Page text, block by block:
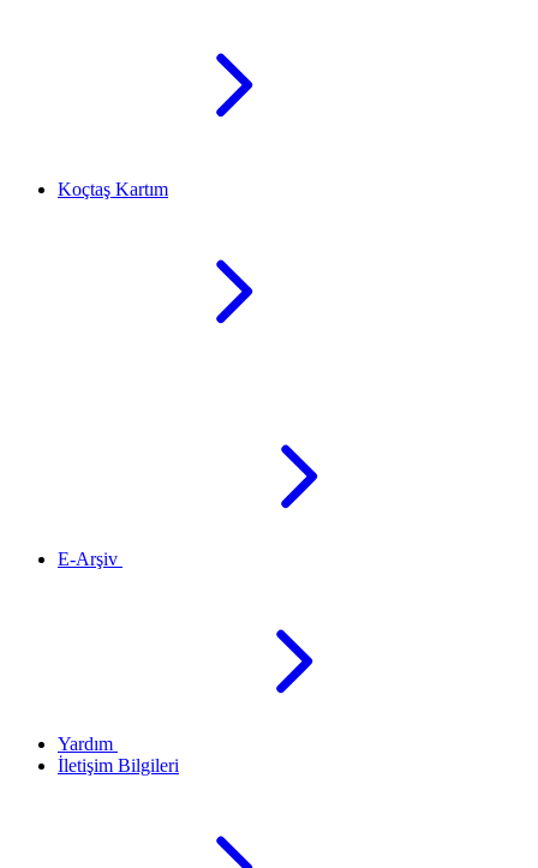
Koçtaş Kartım
E-Arşiv
Yardım
İletişim Bilgileri